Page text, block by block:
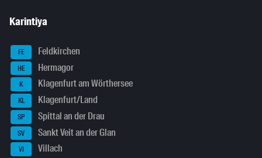
Karintiya
FE Feldkirchen
HE Hermagor
K Klagenfurt am Wörthersee
KL Klagenfurt/Land
SP Spittal an der Drau
SV Sankt Veit an der Glan
VI Villach